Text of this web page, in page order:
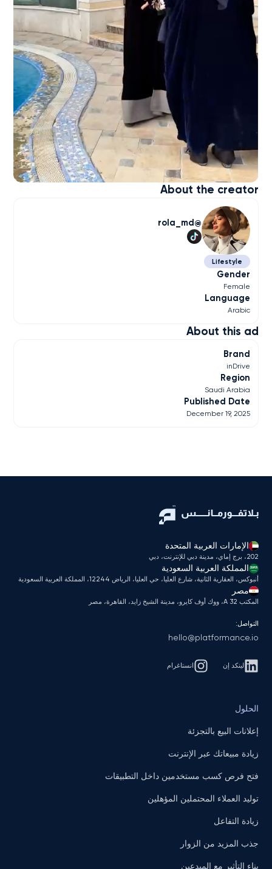
About this ad
Brand
inDrive
Region
Saudi Arabia
Published Date
December 19, 2025
About the creator
rola_md
Lifestyle
Gender
Female
Language
Arabic
الإمارات العربية المتحدة
202، برج إماي، مدينة دبي للإنترنت، دبي
المملكة العربية السعودية
أنبوكس، العقارية الثانية، شارع العليا، حي العليا، الرياض 12244، المملكة العربية السعودية
مصر
المكتب A 32، ووك أوف كايرو، مدينة الشيخ زايد، القاهرة، مصر
التواصل:
hello@platformance.io
لينكد إن انستاغرام
الحلول
إعلانات البيع بالتجزئة
زيادة مبيعاتك عبر الإنترنت
فتح فرص كسب مستخدمين داخل التطبيقات
توليد العملاء المحتملين المؤهلين
زيادة التفاعل
جذب المزيد من الزوار
بناء التأثير مع المبدعين